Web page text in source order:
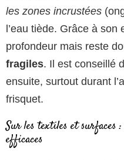
les zones incrustées
l’eau tiède. Grâce à son
profondeur mais reste
fragiles. Il est conseillé
ensuite, surtout durant
frisquet.
Sur les textiles et surfaces
efficaces